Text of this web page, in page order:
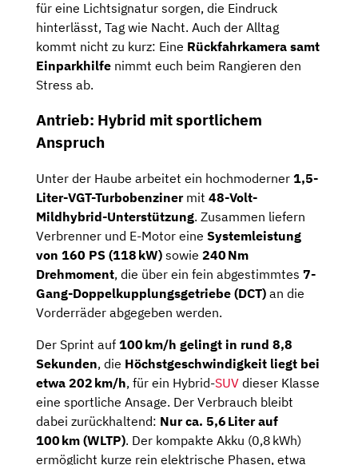
für eine Lichtsignatur sorgen, die Eindruck
hinterlässt, Tag wie Nacht. Auch der Alltag
kommt nicht zu kurz: Eine Rückfahrkamera samt
Einparkhilfe nimmt euch beim Rangieren den
Stress ab.
Antrieb: Hybrid mit sportlichem
Anspruch
Unter der Haube arbeitet ein hochmoderner 1,5-
Liter-VGT-Turbobenzinermit 48-Volt-
Mildhybrid-Unterstützung. Zusammen liefern
Verbrenner und E-Motor eine Systemleistung
von 160 PS (118 kW) sowie 240 Nm
Drehmoment, die über ein fein abgestimmtes 7-
Gang-Doppelkupplungsgetriebe (DCT) an die
Vorderräder abgegeben werden.
Der Sprint auf 100 km/h gelingt in rund 8,8
Sekunden, die Höchstgeschwindigkeit liegt bei
etwa 202 km/h, für ein Hybrid-SUV dieser Klasse
eine sportliche Ansage. Der Verbrauch bleibt
dabei zurückhaltend: Nur ca. 5,6 Liter auf
100 km (WLTP). Der kompakte Akku (0,8 kWh)
ermöglicht kurze rein elektrische Phasen, etwa